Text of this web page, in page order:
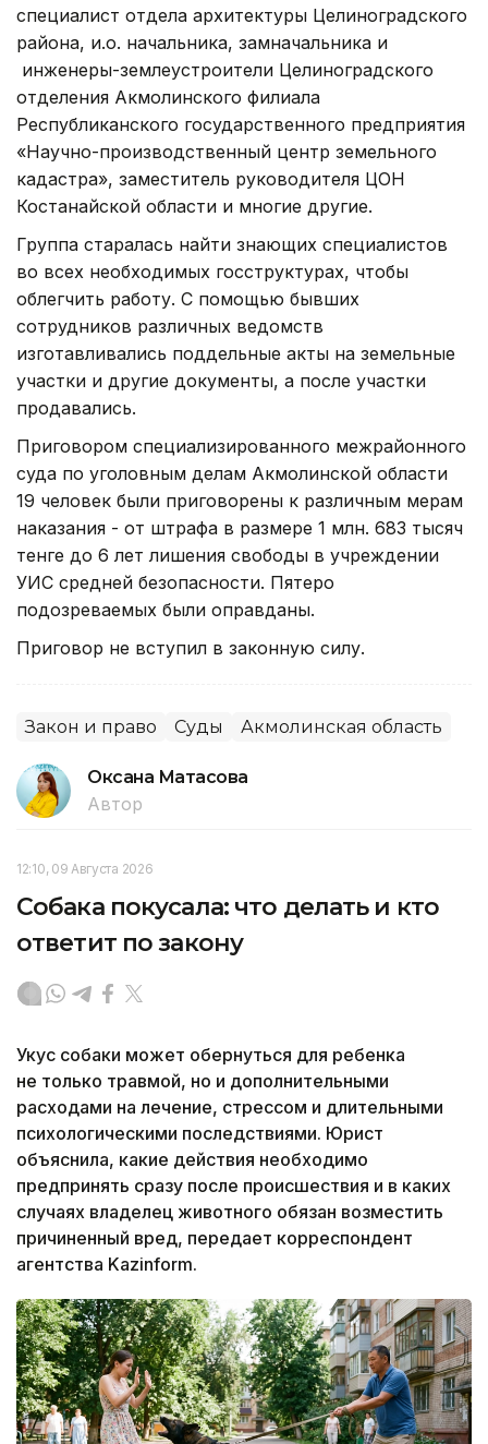
специалист отдела архитектуры Целиноградского
района, и.о. начальника, замначальника и
инженеры-землеустроители Целиноградского
отделения Акмолинского филиала
Республиканского государственного предприятия
«Научно-производственный центр земельного
кадастра», заместитель руководителя ЦОН
Костанайской области и многие другие.
Группа старалась найти знающих специалистов
во всех необходимых госструктурах, чтобы
облегчить работу. С помощью бывших
сотрудников различных ведомств
изготавливались поддельные акты на земельные
участки и другие документы, а после участки
продавались.
Приговором специализированного межрайонного
суда по уголовным делам Акмолинской области
19 человек были приговорены к различным мерам
наказания - от штрафа в размере 1 млн. 683 тысяч
тенге до 6 лет лишения свободы в учреждении
УИС средней безопасности. Пятеро
подозреваемых были оправданы.
Приговор не вступил в законную силу.
Закон и право Суды Акмолинская область
Оксана Матасова
Автор
12:10, 09 Августа 2026
Собака покусала: что делать и кто
ответит по закону
Укус собаки может обернуться для ребенка
не только травмой, но и дополнительными
расходами на лечение, стрессом и длительными
психологическими последствиями. Юрист
объяснила, какие действия необходимо
предпринять сразу после происшествия и в каких
случаях владелец животного обязан возместить
причиненный вред, передает корреспондент
агентства Kazinform.